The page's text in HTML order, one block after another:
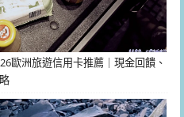
歐洲旅遊信用卡推薦｜現金回饋、